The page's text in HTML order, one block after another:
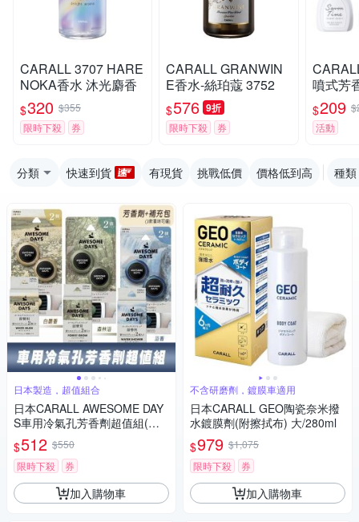
CARALL 3707 HARE
NOKA香水 沐光麝香
$320 $355
限時下殺
券
CARALL GRANWIN
E香水-絲珀蔻 3752
$576 9折
限時下殺 券
噴式芳
$209
活動
分類 快速到貨 有現貨 挑戰低價 價格低到高 種類
日本製造，超值組合
日本CARALL AWESOME DAY
S車用冷氣孔芳香劑超值組(芳
香劑2入+補充包)三款香味可選
$512 $550
限時下殺
券
加入購物車
不含研磨劑，鍍膜車適用
日本CARALL GEO陶瓷奈米撥
水鍍膜劑(附擦拭布) 大/280ml
$979 $1,075
限時下殺
券
加入購物車